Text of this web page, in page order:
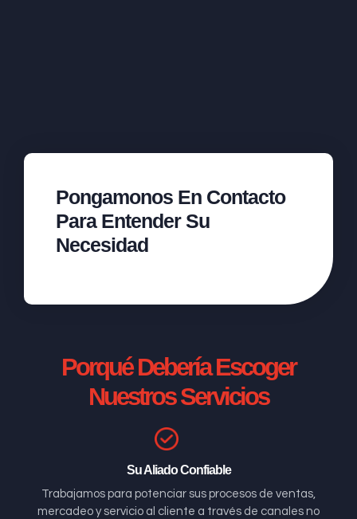
Pongamonos En Contacto
Para Entender Su
Necesidad
Porqué Debería Escoger
Nuestros Servicios
Su Aliado Confiable
Trabajamos para potenciar sus procesos de ventas,
mercadeo y servicio al cliente a través de canales no